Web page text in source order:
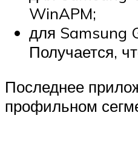
WinAPM;
для Samsung
Получается,
Последнее
профильном